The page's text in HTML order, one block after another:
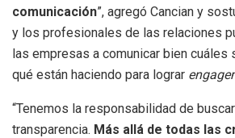
comunicación”, agregó Cancian y
y los profesionales de las relaciones
las empresas a comunicar bien
qué están haciendo para lograr
“Tenemos la responsabilidad de
transparencia. Más allá de todas las